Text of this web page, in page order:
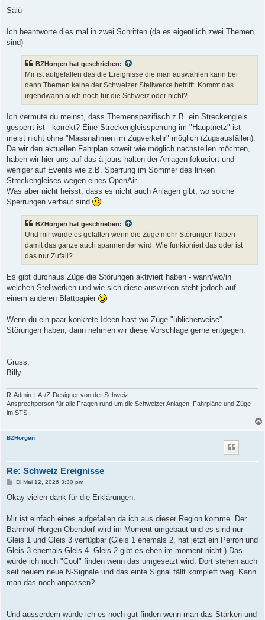
i
a
Sälü
Ich beantworte dies mal in zwei Schritten (da es eigentlich zwei Themen
sind)
BZHorgen hat geschrieben:
Mir ist aufgefallen das die Ereignisse die man auswählen kann bei
denn Themen keine der Schweizer Stellwerke betrifft. Kommt das
irgendwann auch noch für die Schweiz oder nicht?
Ich vermute du meinst, dass Themenspezifisch z.B. ein Streckengleis
gesperrt ist - korrekt? Eine Streckengleissperrung im "Hauptnetz" ist
meist nicht ohne "Massnahmen im Zugverkehr" möglich (Zugsausfällen).
Da wir den aktuellen Fahrplan soweit wie möglich nachstellen möchten,
haben wir hier uns auf das à jours halten der Anlagen fokusiert und
weniger auf Events wie z.B. Sperrung im Sommer des linken
Streckengleises wegen eines OpenAir.
Was aber nicht heisst, dass es nicht auch Anlagen gibt, wo solche
Sperrungen verbaut sind
BZHorgen hat geschrieben:
Und mir würde es gefallen wenn die Züge mehr Störungen haben
damit das ganze auch spannender wird. Wie funkioniert das oder ist
das nur Zufall?
Es gibt durchaus Züge die Störungen aktiviert haben - wann/wo/in
welchen Stellwerken und wie sich diese auswirken steht jedoch auf
einem anderen Blattpapier
Wenn du ein paar konkrete Ideen hast wo Züge "üblicherweise"
Störungen haben, dann nehmen wir diese Vorschlage gerne entgegen.
Gruss,
Billy
R-Admin + A-/Z-Designer von der Schweiz
Ansprechperson für alle Fragen rund um die Schweizer Anlagen, Fahrpläne und Züge
im STS.
BZHorgen
Re: Schweiz Ereignisse
B
i
a
Di Mai 12, 2026 3:30 pm
Okay vielen dank für die Erklärungen.
Mir ist einfach eines aufgefallen da ich aus dieser Region komme. Der
Bahnhof Horgen Obendorf wird im Moment umgebaut und es sind nur
Gleis 1 und Gleis 3 verfügbar (Gleis 1 ehemals 2, hat jetzt ein Perron und
Gleis 3 ehemals Gleis 4. Gleis 2 gibt es eben im moment nicht.) Das
würde ich noch "Cool" finden wenn das umgesetzt wird. Dort stehen auch
seit neuem neue N-Signale und das einte Signal fällt komplett weg. Kann
man das noch anpassen?
Und ausserdem würde ich es noch gut finden wenn man das Stärken und